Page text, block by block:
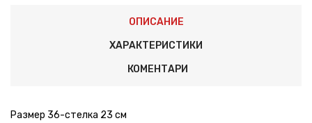
ОПИСАНИЕ
ХАРАКТЕРИСТИКИ
КОМЕНТАРИ
Размер 36-стелка 23 см